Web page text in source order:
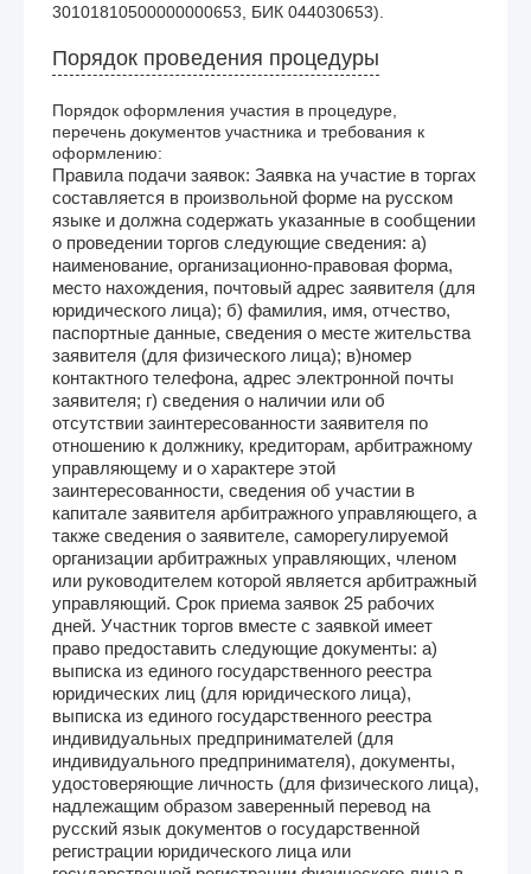
30101810500000000653, БИК 044030653).
Порядок проведения процедуры
Порядок оформления участия в процедуре,
перечень документов участника и требования к
оформлению:
Правила подачи заявок: Заявка на участие в торгах
составляется в произвольной форме на русском
языке и должна содержать указанные в сообщении
о проведении торгов следующие сведения: а)
наименование, организационно-правовая форма,
место нахождения, почтовый адрес заявителя (для
юридического лица); б) фамилия, имя, отчество,
паспортные данные, сведения о месте жительства
заявителя (для физического лица); в)номер
контактного телефона, адрес электронной почты
заявителя; г) сведения о наличии или об
отсутствии заинтересованности заявителя по
отношению к должнику, кредиторам, арбитражному
управляющему и о характере этой
заинтересованности, сведения об участии в
капитале заявителя арбитражного управляющего, а
также сведения о заявителе, саморегулируемой
организации арбитражных управляющих, членом
или руководителем которой является арбитражный
управляющий. Срок приема заявок 25 рабочих
дней. Участник торгов вместе с заявкой имеет
право предоставить следующие документы: а)
выписка из единого государственного реестра
юридических лиц (для юридического лица),
выписка из единого государственного реестра
индивидуальных предпринимателей (для
индивидуального предпринимателя), документы,
удостоверяющие личность (для физического лица),
надлежащим образом заверенный перевод на
русский язык документов о государственной
регистрации юридического лица или